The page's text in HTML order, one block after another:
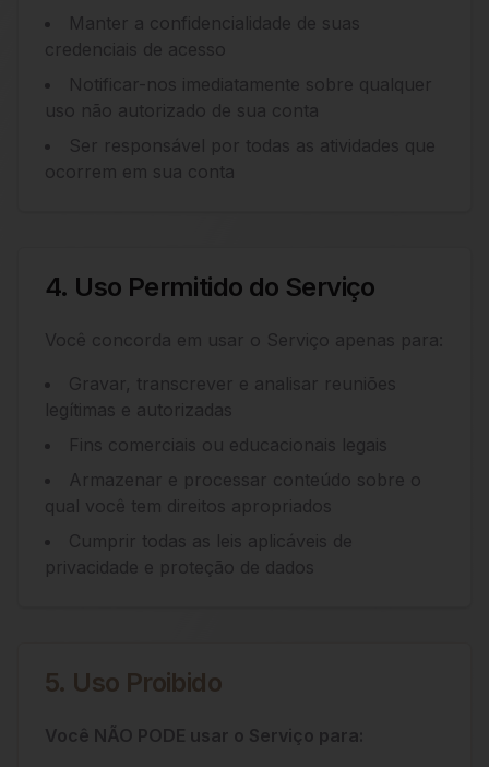
Manter a confidencialidade de suas
credenciais de acesso
Notificar-nos imediatamente sobre qualquer
uso não autorizado de sua conta
Ser responsável por todas as atividades que
ocorrem em sua conta
4. Uso Permitido do Serviço
Você concorda em usar o Serviço apenas para:
Gravar, transcrever e analisar reuniões
legítimas e autorizadas
Fins comerciais ou educacionais legais
Armazenar e processar conteúdo sobre o
qual você tem direitos apropriados
Cumprir todas as leis aplicáveis de
privacidade e proteção de dados
5. Uso Proibido
Você NÃO PODE usar o Serviço para: